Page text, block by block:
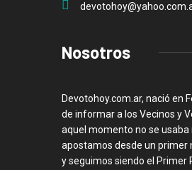
Nosotros
Devotohoy.com.ar, nació en
de informar a los Vecinos y
aquel momento no se
apostamos desde un primer
y seguimos siendo el Primer